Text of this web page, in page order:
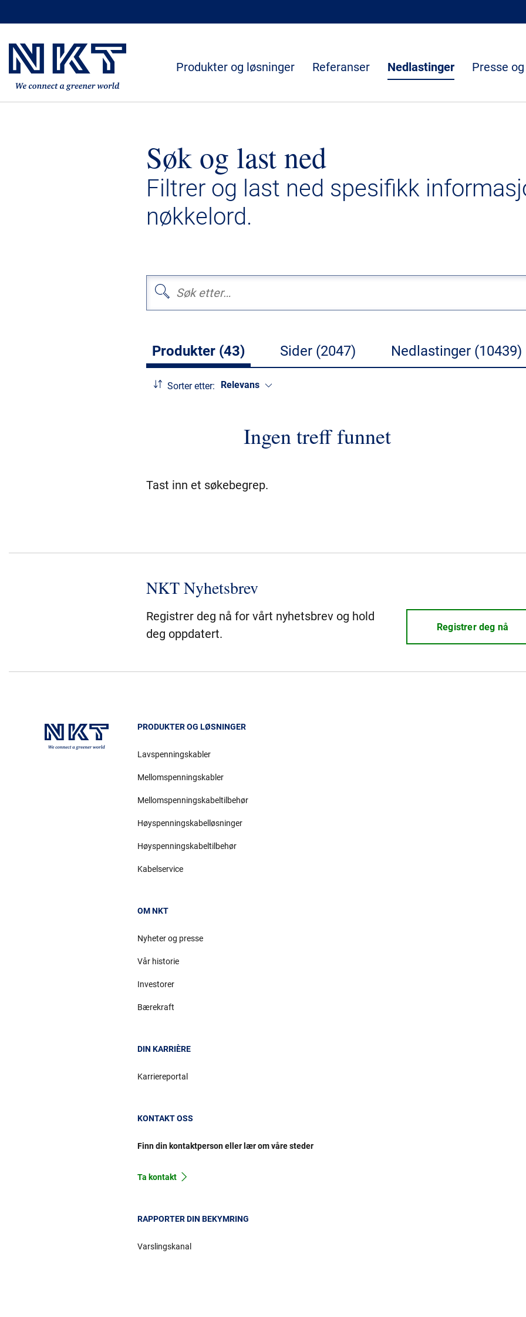
Produkter og løsninger Referanser Nedlastinger Presse
Søk og last ned
Filtrer og last ned spesifikk
nøkkelord.
Produkter (43) Sider (2047) Nedlastinger (10439)
Sorter etter: Relevans
Ingen treff funnet
Tast inn et søkebegrep.
NKT Nyhetsbrev
Registrer deg nå for vårt nyhetsbrev og hold
deg oppdatert.
Registrer deg nå
PRODUKTER OG LØSNINGER
Lavspenningskabler
Mellomspenningskabler
Mellomspenningskabeltilbehør
Høyspenningskabelløsninger
Høyspenningskabeltilbehør
Kabelservice
OM NKT
Nyheter og presse
Vår historie
Investorer
Bærekraft
DIN KARRIÈRE
Karriereportal
KONTAKT OSS
Finn din kontaktperson eller lær om våre steder
Ta kontakt
RAPPORTER DIN BEKYMRING
Varslingskanal